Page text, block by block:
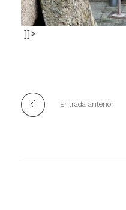
]]>
Entrada anterior